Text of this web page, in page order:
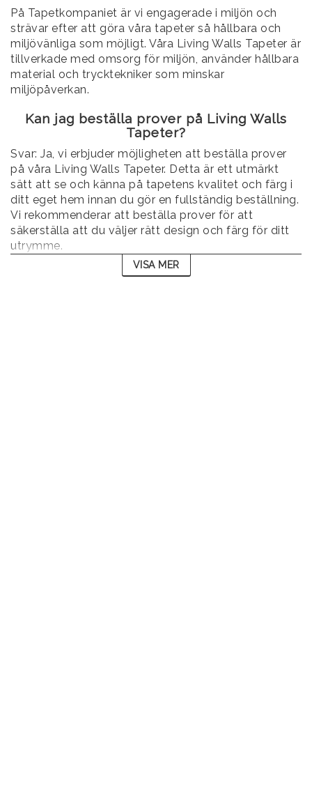
På Tapetkompaniet är vi engagerade i miljön och
strävar efter att göra våra tapeter så hållbara och
miljövänliga som möjligt. Våra Living Walls Tapeter är
tillverkade med omsorg för miljön, använder hållbara
material och trycktekniker som minskar
miljöpåverkan.
Kan jag beställa prover på Living Walls
Tapeter?
Svar: Ja, vi erbjuder möjligheten att beställa prover
på våra Living Walls Tapeter. Detta är ett utmärkt
sätt att se och känna på tapetens kvalitet och färg i
ditt eget hem innan du gör en fullständig beställning.
Vi rekommenderar att beställa prover för att
säkerställa att du väljer rätt design och färg för ditt
utrymme.
VISA MER